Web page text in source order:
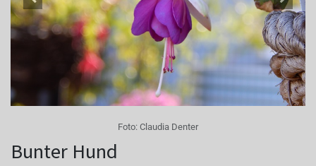
Foto: Claudia Denter
Bunter Hund